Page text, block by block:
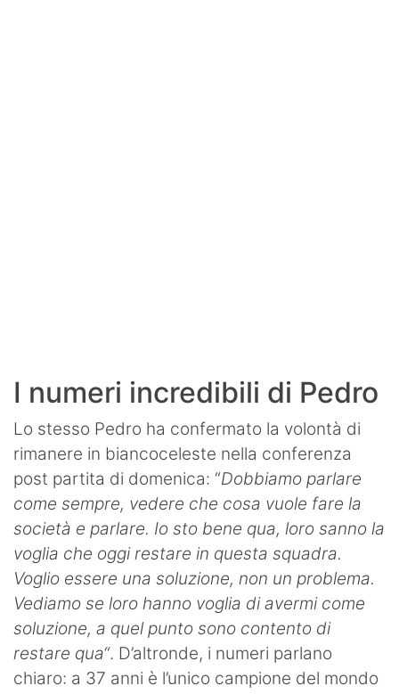
I numeri incredibili di Pedro
Lo stesso Pedro ha confermato la volontà di
rimanere in biancoceleste nella conferenza
post partita di domenica: “Dobbiamo parlare
come sempre, vedere che cosa vuole fare la
società e parlare. Io sto bene qua, loro sanno la
voglia che oggi restare in questa squadra.
Voglio essere una soluzione, non un problema.
Vediamo se loro hanno voglia di avermi come
soluzione, a quel punto sono contento di
restare qua“. D’altronde, i numeri parlano
chiaro: a 37 anni è l’unico campione del mondo